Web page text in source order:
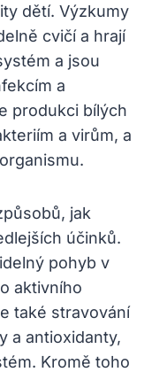
dětí. Výzkumy
cvičí a hrají
a jsou
a
produkci bílých
a virům, a
jak
účinků.
pohyb v
aktivního
také stravování
a antioxidanty,
Kromě toho